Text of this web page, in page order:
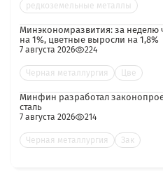
редкоземельные металлы
Минэкономразвития: за
на 1%, цветные выросли на 1,8%
7 августа 2026 224
Черная металлургия Цве
Минфин разработал
сталь
7 августа 2026 214
Черная металлургия Зак